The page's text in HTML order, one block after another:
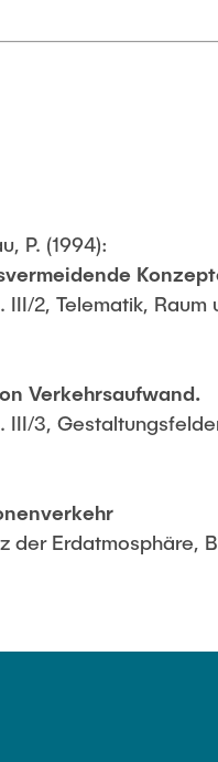
P. (1994):
2, Telematik, Raum
Verkehrsaufwand.
III/3,
Erdatmosphäre,